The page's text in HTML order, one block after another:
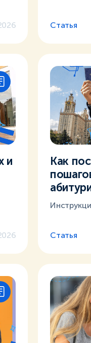
Статья
и
Как
Статья